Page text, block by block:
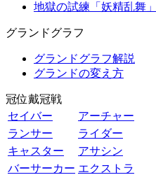
地獄の試練「妖精乱舞
グランドグラフ
グランドグラフ解説
グランドの変え方
冠位戴冠戦
セイバー
アーチャー
ランサー
ライダー
キャスター
アサシン
バーサーカー エクストラ